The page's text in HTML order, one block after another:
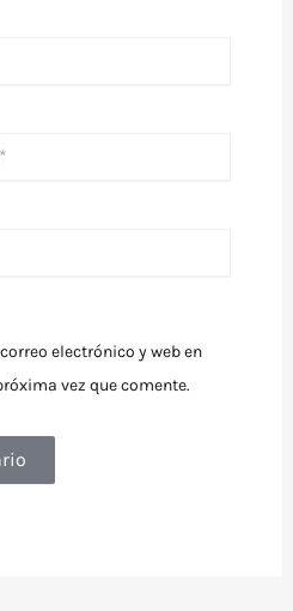
electrónico y web en
vez que comente.